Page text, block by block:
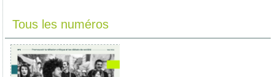
Tous les numéros